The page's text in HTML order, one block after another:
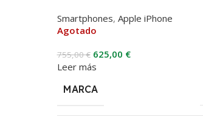
Smartphones, Apple iPhone
Agotado
755,00€ 625,00 €
Leer más
MARCA